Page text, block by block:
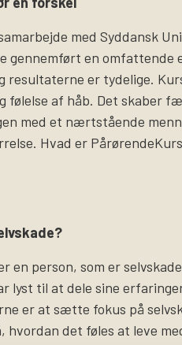
med Syddansk
gennemført en omfattende
resultaterne er tydelige.
følelse af håb. Det skaber
med et nærtstående
Hvad er
en person, som er
lyst til at dele sine
er at sætte fokus på
hvordan det føles at leve